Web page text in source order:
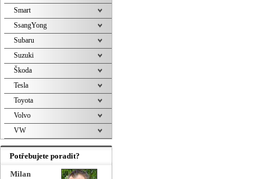
Smart
SsangYong
Subaru
Suzuki
Škoda
Tesla
Toyota
Volvo
VW
Potřebujete poradit?
Milan